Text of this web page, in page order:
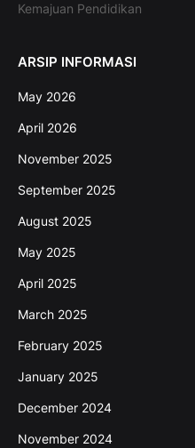
Kemajuan Pendidikan
ARSIP INFORMASI
May 2026
April 2026
November 2025
September 2025
August 2025
May 2025
April 2025
March 2025
February 2025
January 2025
December 2024
November 2024